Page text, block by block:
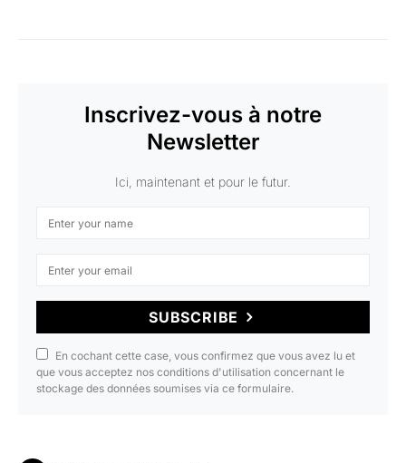
Inscrivez-vous à notre
Newsletter
Ici, maintenant et pour le futur.
SUBSCRIBE
En cochant cette case, vous confirmez que vous avez lu et
que vous acceptez nos conditions d'utilisation concernant le
stockage des données soumises via ce formulaire.